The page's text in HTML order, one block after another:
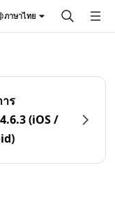
ภาษาไทย
ร
(iOS /